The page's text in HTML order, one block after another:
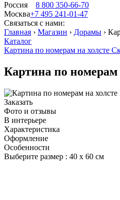
Россия
8 800 350-66-70
Москва+7 495 241-01-47
Связаться с нами:
Главная › Магазин › Дорамы ›
Каталог
Картина по номерам на холсте
Картина по номерам
Заказать
Фото и отзывы
В интерьере
Характеристика
Оформление
Особенности
Выберите размер : 40 х 60 см